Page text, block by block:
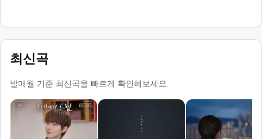
최신곡
발매월 기준 최신곡을 빠르게 확인해보세요.